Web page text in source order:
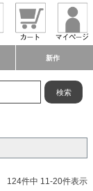
新作
検索
124件中 11-20件表示